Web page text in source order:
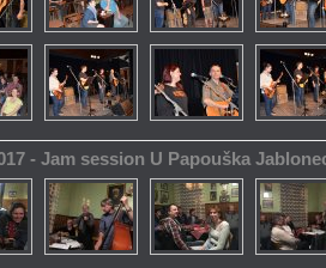
- Jam session U Papouška